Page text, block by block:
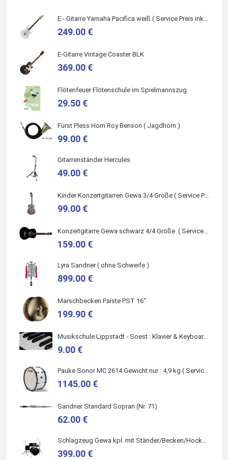
zulegen möchte.
Quelle: Google-Rezension
Ich war auf der Suche nach einem neuen Keyboard und bin
begeistert: ich bin super beraten worden, aktuell natürlich
nur telefonisch. Nachdem die Entscheidung zum Kauf
alles nur noch abholen musste. Top!
Quelle: Google-Rezension
Marie-Luise Mroß
Ich bin super zufrieden mit meiner neuen Ukulele! Einfach am
worden. Ich würde den Besuch im Musikgeschäft Stöppel
jedem Onlineshopping vorziehen.
Quelle: Google-Rezension
Klein...aber fein!
Toller Service, nette Leute. Immer wieder gerne..
249.00 €
E-Gitarre Vintage Coaster BLK
369.00 €
Flötenfeuer Flötenschule im Spielmannszug
29.50 €
Fürst Pless Horn Roy Benson ( Jagdhorn )
99.00 €
Gitarrenständer Hercules
49.00 €
99.00 €
159.00 €
Lyra Sandner ( ohne Schweife )
899.00 €
Marschbecken Paiste PST 16"
199.90 €
Musikschule Lippstadt - Soest : Klavier & Keyboardunterricht
9.00 €
1145.00 €
Sandner Standard Sopran (Nr. 71)
62.00 €
399.00 €